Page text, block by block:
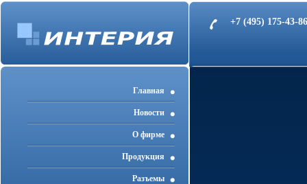
+7 (495) 175-43-
Главная
Новости
О фирме
Продукция
Разъемы